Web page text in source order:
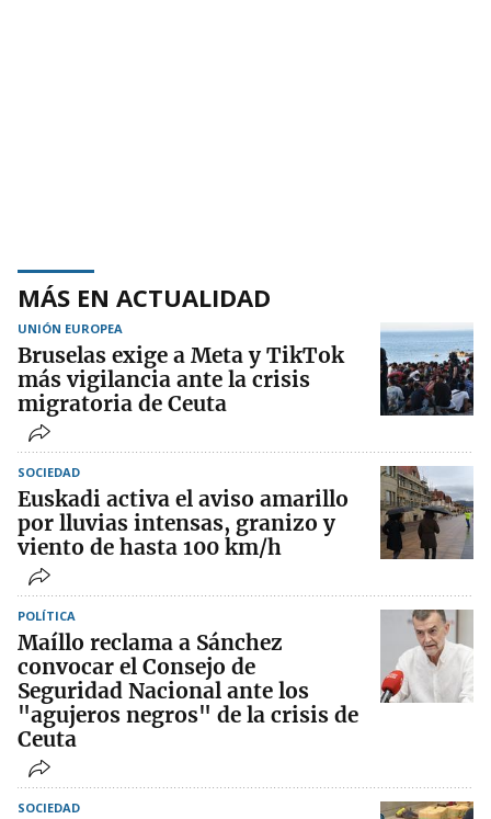
MÁS EN ACTUALIDAD
UNIÓN EUROPEA
Bruselas exige a Meta y TikTok
más vigilancia ante la crisis
migratoria de Ceuta
SOCIEDAD
Euskadi activa el aviso amarillo
por lluvias intensas, granizo y
viento de hasta 100 km/h
POLÍTICA
Maíllo reclama a Sánchez
convocar el Consejo de
Seguridad Nacional ante los
"agujeros negros" de la crisis de
Ceuta
SOCIEDAD